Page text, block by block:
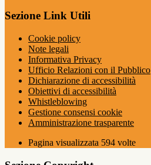
Sezione Link Utili
Cookie policy
Note legali
Informativa Privacy
Ufficio Relazioni con il Pubblico
Dichiarazione di accessibilità
Obiettivi di accessibilità
Whistleblowing
Gestione consensi cookie
Amministrazione trasparente
Pagina visualizzata 594 volte